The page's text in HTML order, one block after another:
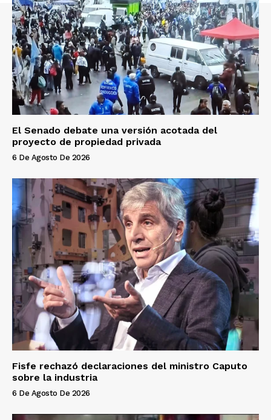
El Senado debate una versión acotada del
proyecto de propiedad privada
6 De Agosto De 2026
Fisfe rechazó declaraciones del ministro Caputo
sobre la industria
6 De Agosto De 2026